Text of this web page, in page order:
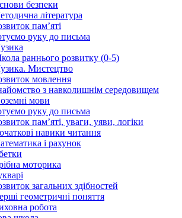
безпеки
література
пам’яті
руку до письма
раннього розвитку (0-5)
Мистецтво
мовлення
з навколишнім середовищем
мови
руку до письма
пам’яті, уваги, уяви, логіки
навики читання
і рахунок
моторика
загальних здібностей
геометричні поняття
робота